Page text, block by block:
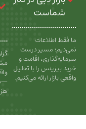
درست
اقامت و
با تحلیل
می‌کنیم.
همه‌چیز
شفاف
گزارش شفاف،
مشخص،
واقعی و
—بدون ابهام و